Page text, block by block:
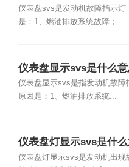
仪表盘svs是发动机故障指示灯
是：1、燃油排放系统故障；...
仪表盘显示svs是什么意
仪表盘显示svs是指发动机故障
原因是：1、燃油排放系统...
仪表盘灯显示svs是什么
仪表盘灯显示svs是发动机出现